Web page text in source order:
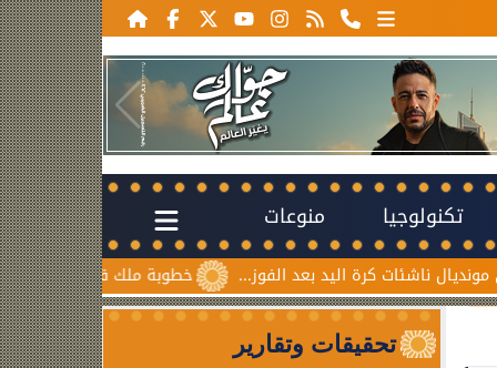
تكنولوجيا منوعات
خطوبة ملك قورة ويوسف عثمان.. احتفال اليد بعد الفوز...
تحقيقات وتقارير